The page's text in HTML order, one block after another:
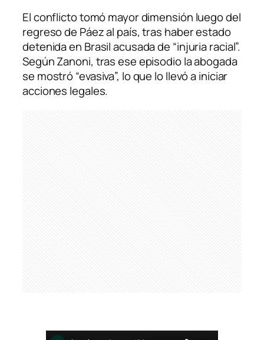
El conflicto tomó mayor dimensión luego del
regreso de Páez al país, tras haber estado
detenida en Brasil acusada de “injuria racial”.
Según Zanoni, tras ese episodio la abogada
se mostró “evasiva”, lo que lo llevó a iniciar
acciones legales.